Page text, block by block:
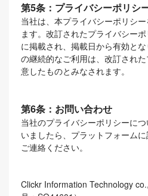
第5条：プライバシーポリシ
当社は、本プライバシーポリシ
ます。改訂されたプライバシー
に掲載され、掲載日から有効と
の継続的なご利用は、改訂され
意したものとみなされます。
第6条：お問い合わせ
当社のプライバシーポリシーに
いましたら、プラットフォーム
ご連絡ください。
Clickr Information Technology